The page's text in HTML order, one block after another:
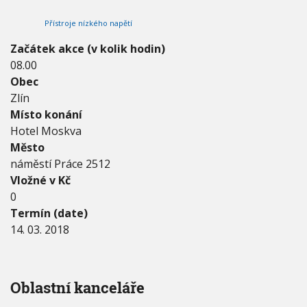
E
-
1
4
.
3
.
2
0
1
8
Přístroje nízkého napětí
Začátek akce (v kolik hodin)
08.00
Obec
Zlín
Místo konání
Hotel Moskva
Město
náměstí Práce 2512
Vložné v Kč
0
Termín (date)
14. 03. 2018
Oblastní kanceláře